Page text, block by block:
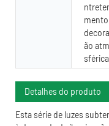
ão
sférica
Detalhes do produto
Esta série de luzes